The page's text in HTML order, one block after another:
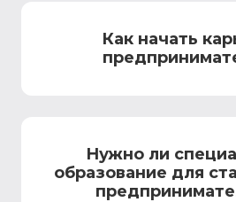
Как начать
Нужно ли
образование для